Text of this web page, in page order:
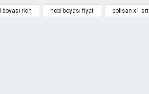
boyası rich hobi boyası fiyat polisan x1 art